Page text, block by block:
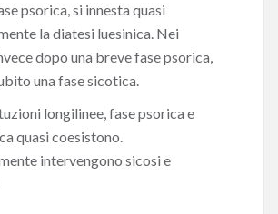
psorica, si innesta quasi
la diatesi luesinica. Nei
dopo una breve fase psorica,
una fase sicotica.
longilinee, fase psorica e
quasi coesistono.
intervengono sicosi e